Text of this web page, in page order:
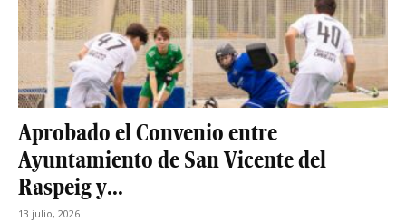
Aprobado el Convenio entre
Ayuntamiento de San Vicente del
Raspeig y...
13 julio, 2026